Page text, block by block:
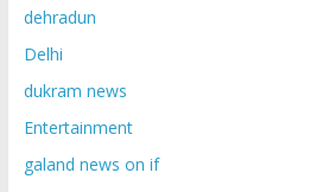
dehradun
Delhi
dukram news
Entertainment
galand news on if